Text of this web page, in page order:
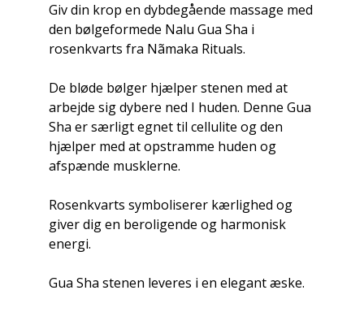
Giv din krop en dybdegående massage med
den bølgeformede Nalu Gua Sha i
rosenkvarts fra Nãmaka Rituals.
De bløde bølger hjælper stenen med at
arbejde sig dybere ned I huden. Denne Gua
Sha er særligt egnet til cellulite og den
hjælper med at opstramme huden og
afspænde musklerne.
Rosenkvarts symboliserer kærlighed og
giver dig en beroligende og harmonisk
energi.
Gua Sha stenen leveres i en elegant æske.